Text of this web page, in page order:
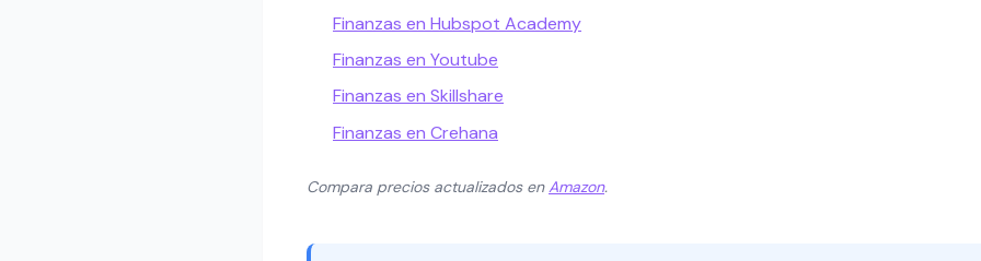
Finanzas en Hubspot Academy
Finanzas en Youtube
Finanzas en Skillshare
Finanzas en Crehana
Compara precios actualizados enAmazon.